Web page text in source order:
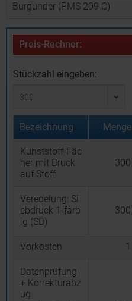
Preis-Rechner:
Stückzahl eingeben:
Bezeichnung Menge
Kunststoff-Fäc
her mit Druck
auf Stoff
300
Veredelung: Si
ebdruck 1-farb
ig (SD)
300
Vorkosten 1
Datenprüfung
+ Korrekturabz
ug